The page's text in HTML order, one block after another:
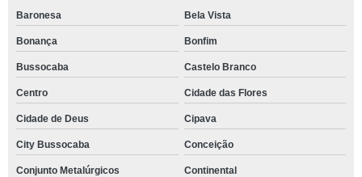
Baronesa Bela Vista
Bonança Bonfim
Bussocaba Castelo Branco
Centro Cidade das Flores
Cidade de Deus Cipava
City Bussocaba Conceição
Conjunto Metalúrgicos Continental